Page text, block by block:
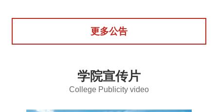
更多公告
学院宣传片
College Publicity video